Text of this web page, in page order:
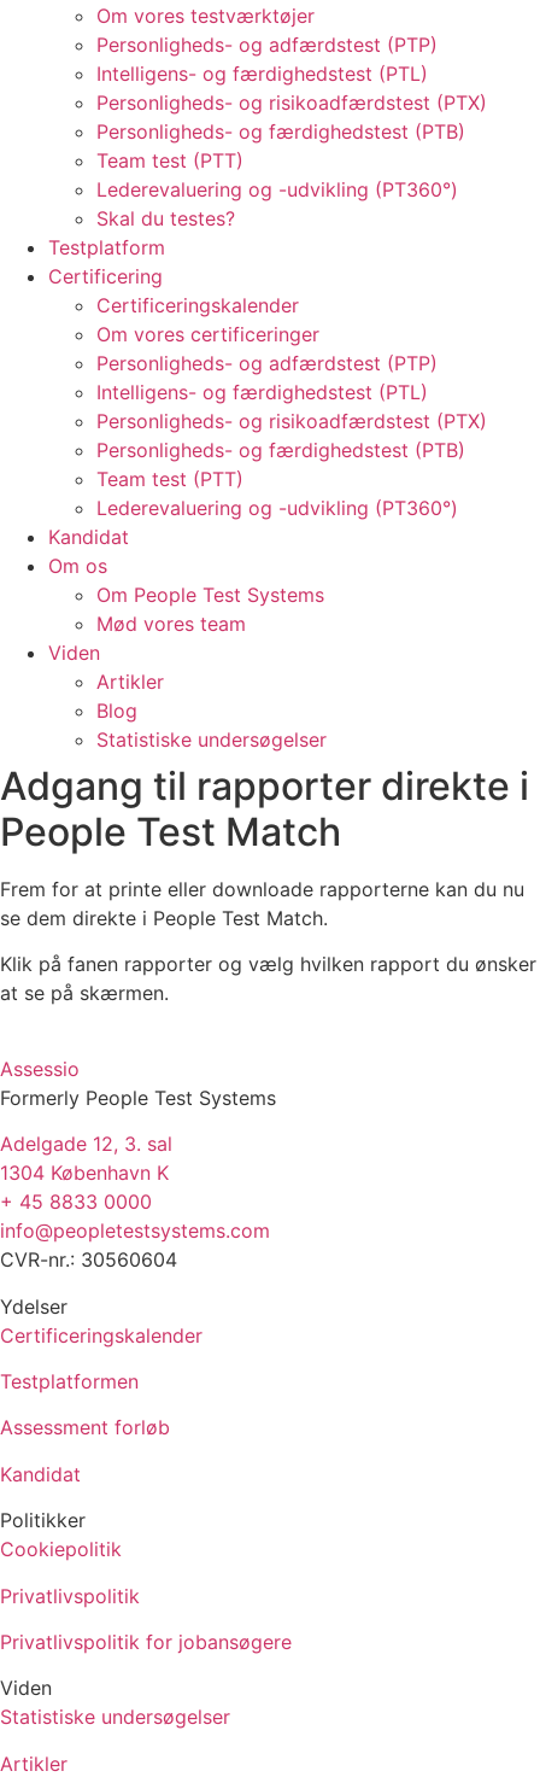
Om vores testværktøjer
Personligheds- og adfærdstest (PTP)
Intelligens- og færdighedstest (PTL)
Personligheds- og risikoadfærdstest (PTX)
Personligheds- og færdighedstest (PTB)
Team test (PTT)
Lederevaluering og -udvikling (PT360°)
Skal du testes?
Testplatform
Certificering
Certificeringskalender
Om vores certificeringer
Personligheds- og adfærdstest (PTP)
Intelligens- og færdighedstest (PTL)
Personligheds- og risikoadfærdstest (PTX)
Personligheds- og færdighedstest (PTB)
Team test (PTT)
Lederevaluering og -udvikling (PT360°)
Kandidat
Om os
Om People Test Systems
Mød vores team
Viden
Artikler
Blog
Statistiske undersøgelser
Adgang til rapporter direkte i
People Test Match ​
Frem for at printe eller downloade rapporterne kan du nu
se dem direkte i People Test Match.
Klik på fanen rapporter og vælg hvilken rapport du ønsker
at se på skærmen.
Assessio
Formerly People Test Systems
Adelgade 12, 3. sal
1304 København K
+ 45 8833 0000
info@peopletestsystems.com
CVR-nr.: 30560604
Ydelser
Certificeringskalender
Testplatformen
Assessment forløb
Kandidat
Politikker
Cookiepolitik
Privatlivspolitik
Privatlivspolitik for jobansøgere
Viden
Statistiske undersøgelser
Artikler